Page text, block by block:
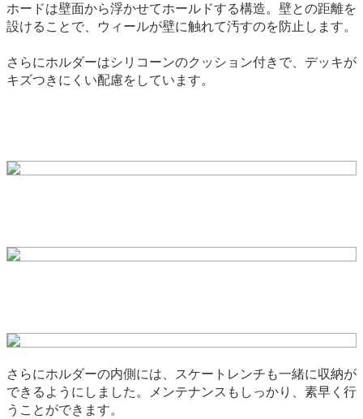
ホードは壁面から浮かせてホールドする構造。壁との距離を
設けることで、ウィールが壁に触れて汚すのを防止します。
さらにホルダーはシリコーンのクッション付きで、デッキが
キズつきにくい配慮をしています。
さらにホルダーの内側には、スケートレンチも一緒に収納が
できるようにしました。メンテナンスもしっかり、素早く行
うことができます。